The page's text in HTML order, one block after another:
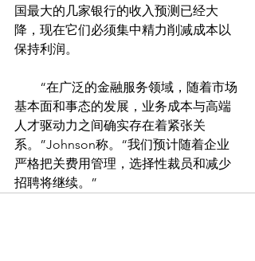
国最大的几家银行的收入预测已经大
降，现在它们必须集中精力削减成本以
保持利润。
“在广泛的金融服务领域，随着市场
基本面和事态的发展，业务成本与高端
人才驱动力之间确实存在着紧张关
系。”Johnson称。“我们预计随着企业
严格把关费用管理，选择性裁员和减少
招聘将继续。”